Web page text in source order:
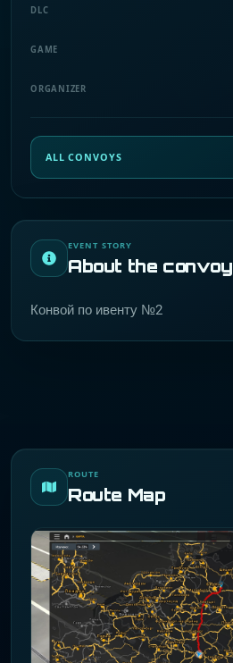
EVENT STORY
About the convoy
Конвой по ивенту №2
ROUTE
Route Map
DLC
GAME
ORGANIZER
ALL CONVOYS